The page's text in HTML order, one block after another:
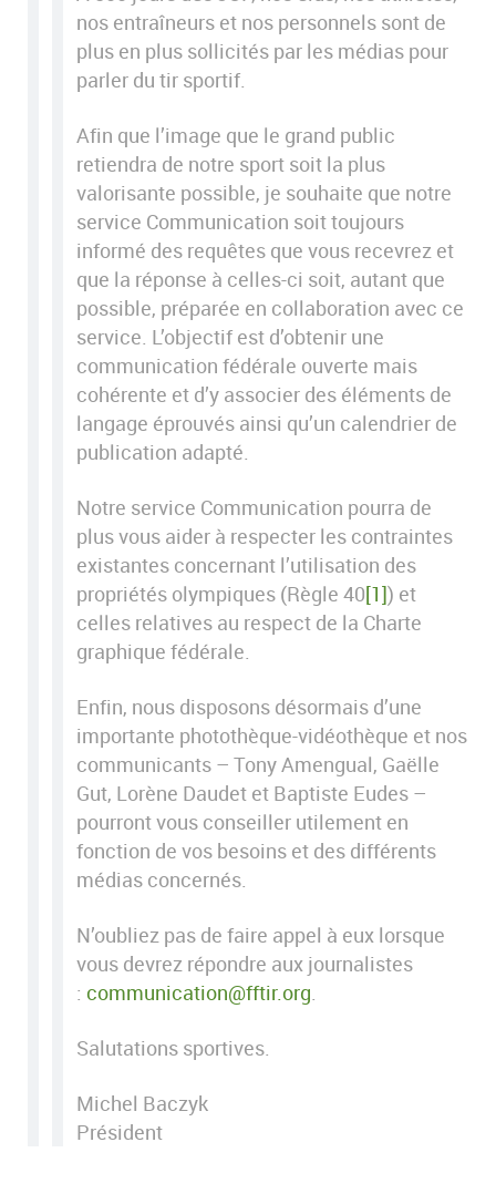
nos entraîneurs et nos personnels sont de
plus en plus sollicités par les médias pour
parler du tir sportif.
Afin que l’image que le grand public
retiendra de notre sport soit la plus
valorisante possible, je souhaite que notre
service Communication soit toujours
informé des requêtes que vous recevrez et
que la réponse à celles-ci soit, autant que
possible, préparée en collaboration avec ce
service. L’objectif est d’obtenir une
communication fédérale ouverte mais
cohérente et d’y associer des éléments de
langage éprouvés ainsi qu’un calendrier de
publication adapté.
Notre service Communication pourra de
plus vous aider à respecter les contraintes
existantes concernant l’utilisation des
propriétés olympiques (Règle 40[1]) et
celles relatives au respect de la Charte
graphique fédérale.
Enfin, nous disposons désormais d’une
importante photothèque-vidéothèque et nos
communicants – Tony Amengual, Gaëlle
Gut, Lorène Daudet et Baptiste Eudes –
pourront vous conseiller utilement en
fonction de vos besoins et des différents
médias concernés.
N’oubliez pas de faire appel à eux lorsque
vous devrez répondre aux journalistes
: communication@fftir.org.
Salutations sportives.
Michel Baczyk
Président